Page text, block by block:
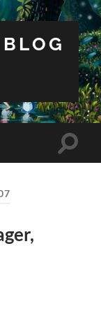
Toggle